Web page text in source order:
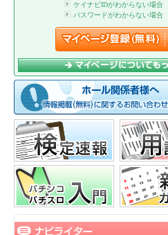
ケイナビIDがわからない場合
パスワードがわからない場合